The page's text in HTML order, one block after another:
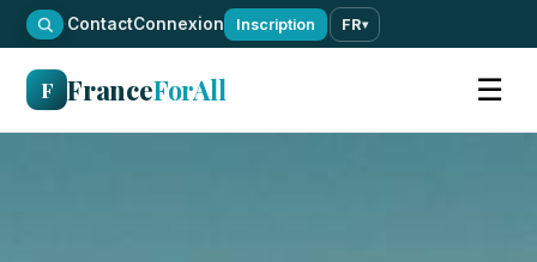
·ContactConnexion Inscription FR▾
F FranceForAll ☰